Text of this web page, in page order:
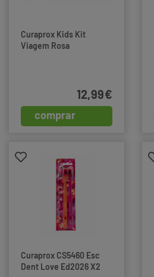
Curaprox Kids Kit
Viagem Rosa
comprar
12,99€
Curaprox CS5460 Esc
Dent Love Ed2026 X2